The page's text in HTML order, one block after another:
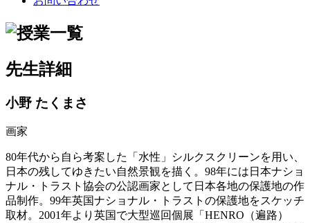
先生詳細
小野 たくまさ
画家
80年代から自ら考案した「水性」シルクスクリーンを用い、
日本の残してゆきたい自然景観を描く。98年には日本ナショ
ナル・トラスト協会の公認画家として日本各地の保護地の作
品制作。99年英国ナショナル・トラストの保護地をスケッチ
取材。2001年より英国で大型巡回個展「HENRO（遍路）